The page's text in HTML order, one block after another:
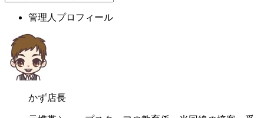
管理人プロフィール
かず店長